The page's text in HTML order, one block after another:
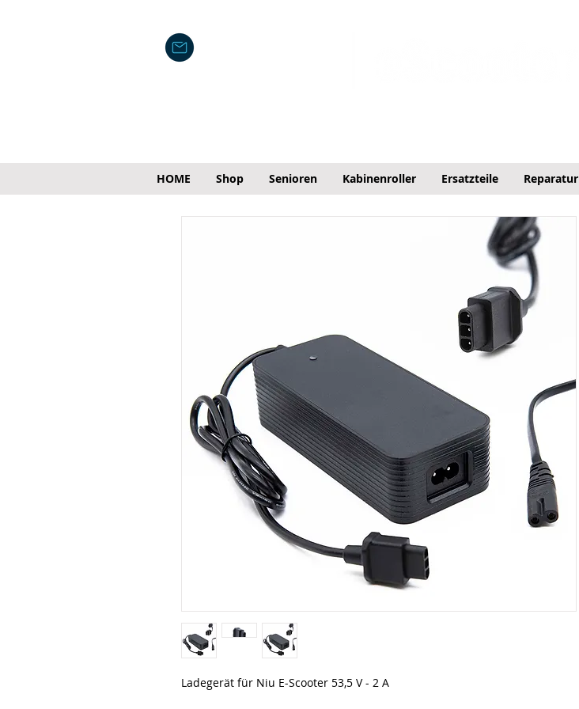
HOME Shop Senioren Kabinenroller Ersatzteile Reparatur
Ladegerät für Niu E-Scooter 53,5 V - 2 A